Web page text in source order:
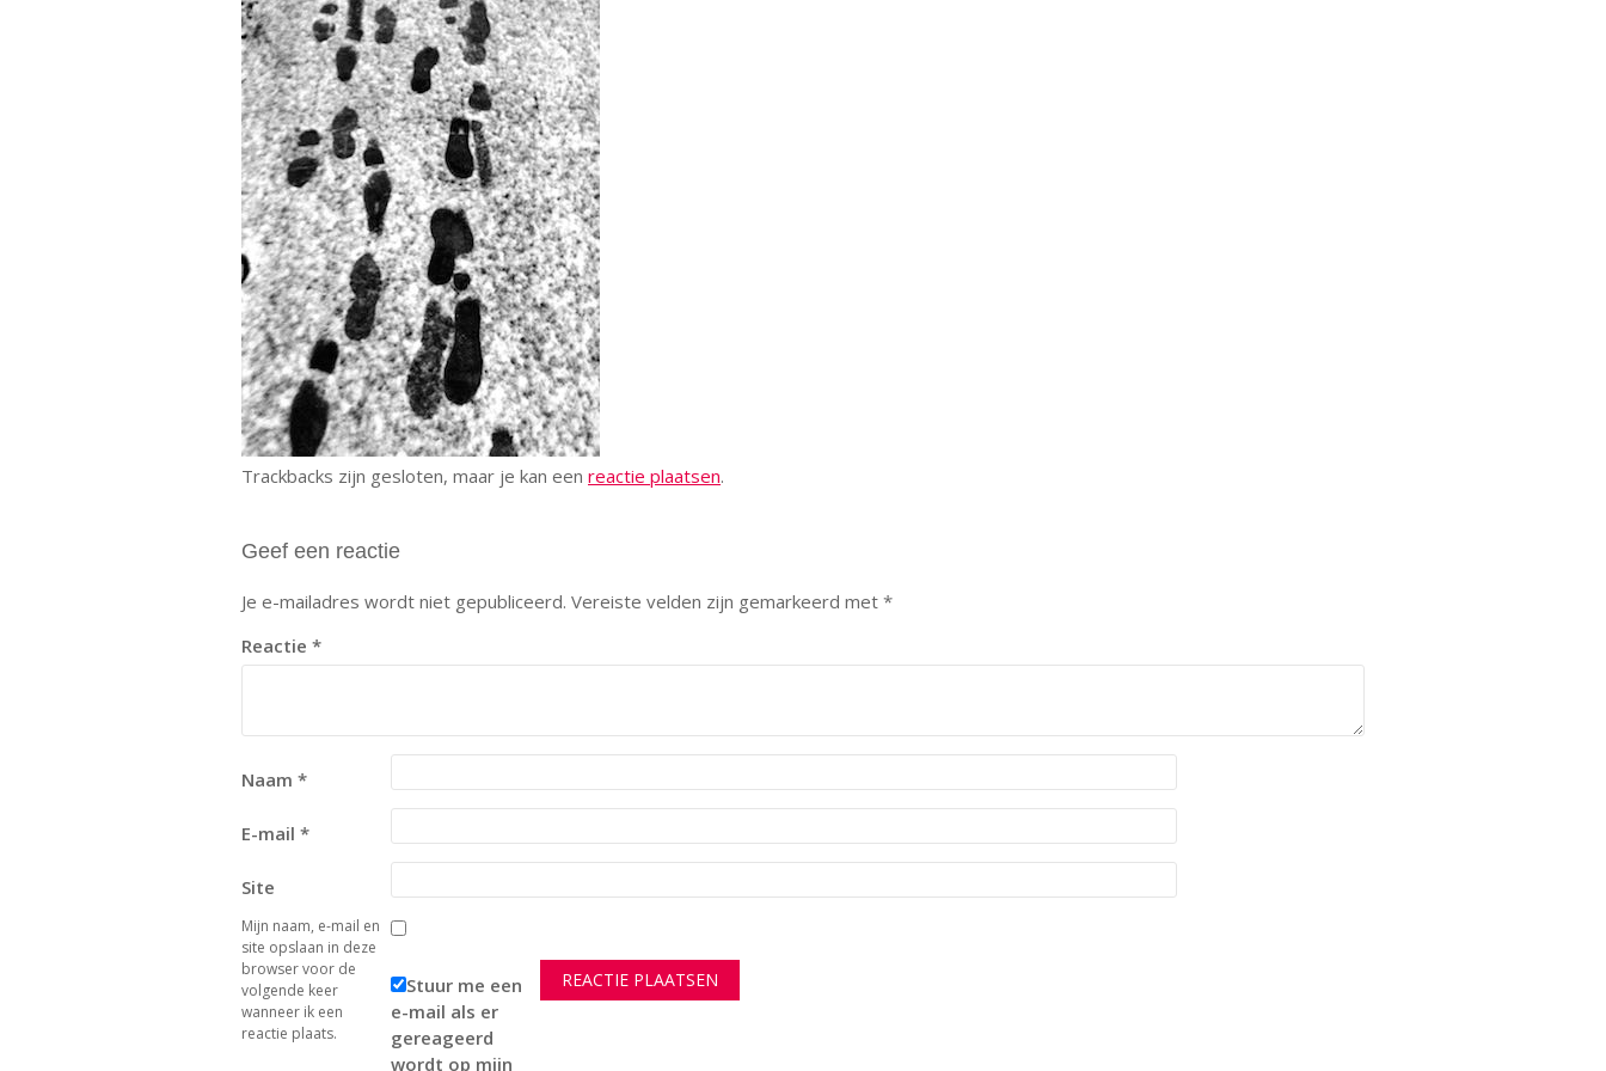
Trackbacks zijn gesloten, maar je kan een reactie plaatsen.
Geef een reactie
Je e-mailadres wordt niet gepubliceerd. Vereiste velden zijn gemarkeerd met *
Reactie *
Naam *
E-mail *
Site
Mijn naam, e-mail en
site opslaan in deze
browser voor de
volgende keer
wanneer ik een
reactie plaats.
Stuur me een
e-mail als er
gereageerd
wordt op mijn